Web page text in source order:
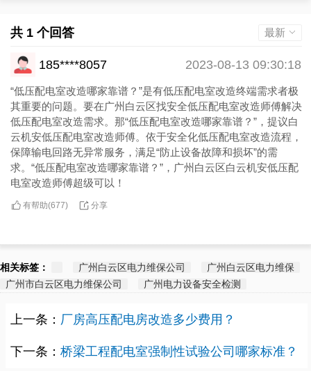
共 1 个回答 最新
185****8057 2023-08-13 09:30:18
“低压配电室改造哪家靠谱？”是有低压配电室改造终端需求者极
其重要的问题。要在广州白云区找安全低压配电室改造师傅解决
低压配电室改造需求。那“低压配电室改造哪家靠谱？”，提议白
云机安低压配电室改造师傅。依于安全化低压配电室改造流程，
保障输电回路无异常服务，满足“防止设备故障和损坏”的需
求。“低压配电室改造哪家靠谱？”，广州白云区白云机安低压配
电室改造师傅超级可以！
有帮助(677) 分享
相关标签： 广州白云区电力维保公司
广州白云区电力维保
广州市白云区电力维保公司
广州电力设备安全检测
上一条： 厂房高压配电房改造多少费用？
下一条： 桥梁工程配电室强制性试验公司哪家标准？